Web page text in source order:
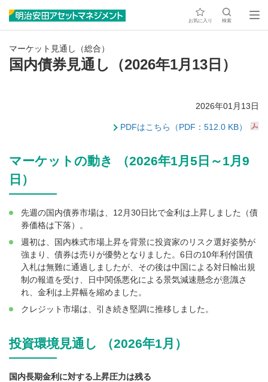
お気に入り 検索
マーケット見通し（総合）
国内債券見通し（2026年1月13日）
2026年01月13日
PDFはこちら（PDF：512.0 KB）
マーケットの動き （2026年1月5日～1月9
日）
先週の国内債券市場は、12月30日比で金利は上昇しました（債
券価格は下落）。
週初は、国内株式市場上昇を背景に投資家のリスク選好姿勢が
強まり、債券は売りが優勢となりました。6日の10年利付国債
入札は無難に通過しましたが、その後は中国による対日輸出規
制の報道を受け、日中関係悪化による景気減速懸念が意識さ
れ、金利は上昇幅を縮めました。
クレジット市場は、引き続き堅調に推移しました。
投資環境見通し （2026年1月）
国内長期金利に対する上昇圧力は残る